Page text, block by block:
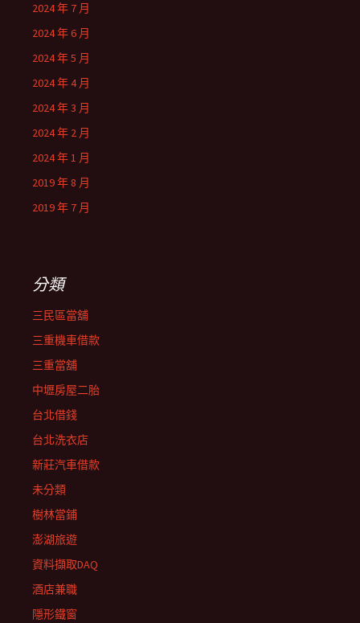
2024 年 7 月
2024 年 6 月
2024 年 5 月
2024 年 4 月
2024 年 3 月
2024 年 2 月
2024 年 1 月
2019 年 8 月
2019 年 7 月
分類
三民區當舖
三重機車借款
三重當舖
中壢房屋二胎
台北借錢
台北洗衣店
新莊汽車借款
未分類
樹林當鋪
澎湖旅遊
資料擷取DAQ
酒店兼職
隱形鐵窗